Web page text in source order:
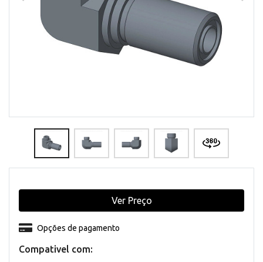
Compativel com:
Opções de pagamento
Ver Preço